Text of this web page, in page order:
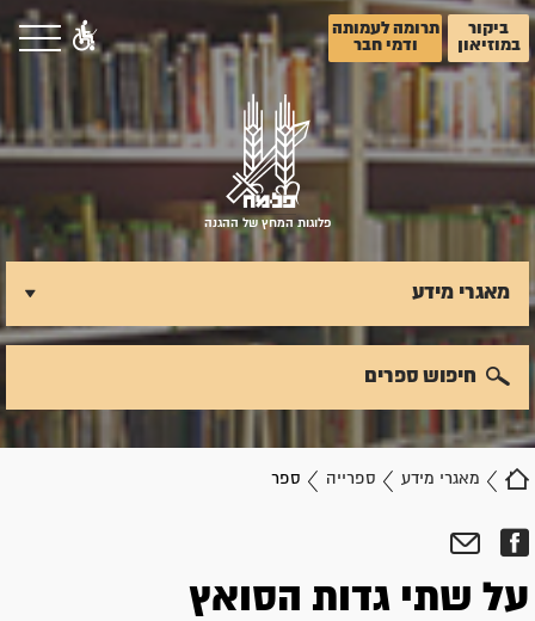
ביקור
במוזיאון
תרומה לעמותה
ודמי חבר
פלוגות המחץ של ההגנה
מאגרי מידע ספרייה ספר
מאגרי מידע
חיפוש ספרים
על שתי גדות הסואץ